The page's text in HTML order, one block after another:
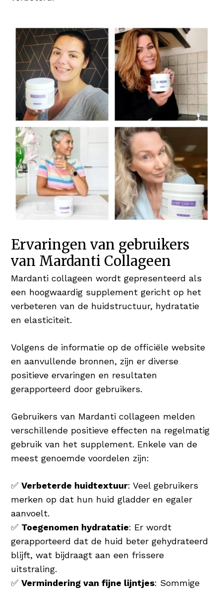
Ervaringen van gebruikers
van Mardanti Collageen
Mardanti collageen wordt gepresenteerd als
een hoogwaardig supplement gericht op het
verbeteren van de huidstructuur, hydratatie
en elasticiteit.
Volgens de informatie op de officiële website
en aanvullende bronnen, zijn er diverse
positieve ervaringen en resultaten
gerapporteerd door gebruikers.
Gebruikers van Mardanti collageen melden
verschillende positieve effecten na regelmatig
gebruik van het supplement. Enkele van de
meest genoemde voordelen zijn:
✅Verbeterde huidtextuur: Veel gebruikers
merken op dat hun huid gladder en egaler
aanvoelt.
✅ Toegenomen hydratatie: Er wordt
gerapporteerd dat de huid beter gehydrateerd
blijft, wat bijdraagt aan een frissere
uitstraling.
✅Vermindering van fijne lijntjes: Sommige